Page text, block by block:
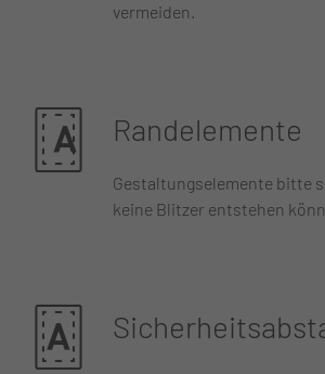
vermeiden.
Randelemente
Gestaltungselemente bitte
keine Blitzer entstehen